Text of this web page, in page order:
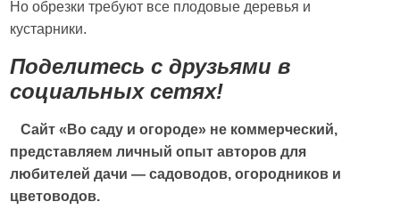
Но обрезки требуют все плодовые деревья и
кустарники.
Поделитесь с друзьями в
социальных сетях!
Сайт «Во саду и огороде» не коммерческий,
представляем личный опыт авторов для
любителей дачи — садоводов, огородников и
цветоводов.